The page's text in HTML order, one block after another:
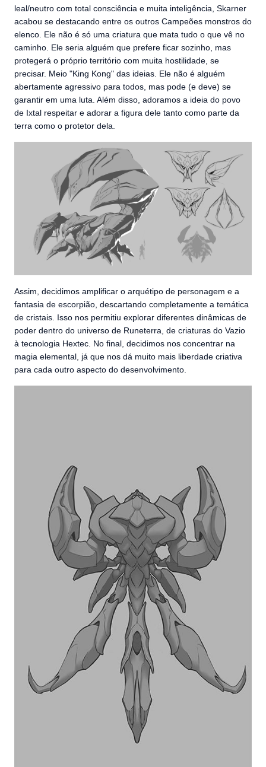
leal/neutro com total consciência e muita inteligência, Skarner
acabou se destacando entre os outros Campeões monstros do
elenco. Ele não é só uma criatura que mata tudo o que vê no
caminho. Ele seria alguém que prefere ficar sozinho, mas
protegerá o próprio território com muita hostilidade, se
precisar. Meio "King Kong" das ideias. Ele não é alguém
abertamente agressivo para todos, mas pode (e deve) se
garantir em uma luta. Além disso, adoramos a ideia do povo
de Ixtal respeitar e adorar a figura dele tanto como parte da
terra como o protetor dela.
Assim, decidimos amplificar o arquétipo de personagem e a
fantasia de escorpião, descartando completamente a temática
de cristais. Isso nos permitiu explorar diferentes dinâmicas de
poder dentro do universo de Runeterra, de criaturas do Vazio
à tecnologia Hextec. No final, decidimos nos concentrar na
magia elemental, já que nos dá muito mais liberdade criativa
para cada outro aspecto do desenvolvimento.